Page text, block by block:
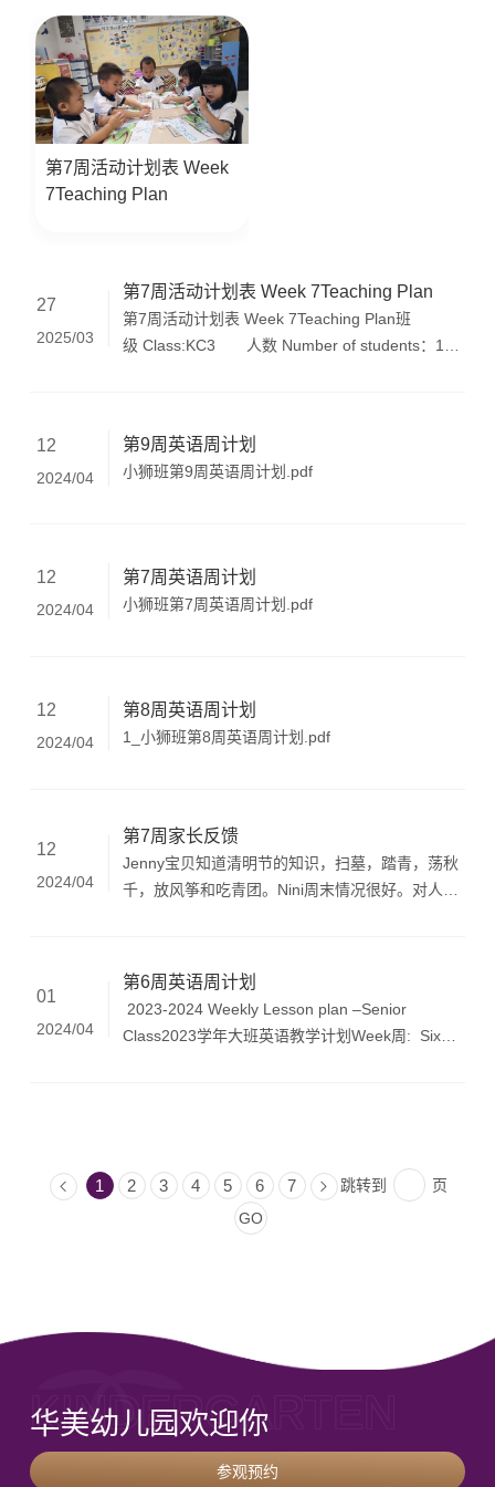
第7周活动计划表 Week
7Teaching Plan
27
2025/03
第7周活动计划表 Week 7Teaching Plan
第7周活动计划表 Week 7Teaching Plan班
级 Class:KC3 人数 Number of students：17
科主题：我们是谁（感官） 中心思想：感官影响
人们的生活 探究线索：l 什么是感官l 感官如何影
互相谦让的交往方法。生活目标：掌握正确摆放鞋
子的方法。体能目标：锻炼基本爬行以及奔跑能
能准确区分整体和局部。艺术：能用自然的声音演
唱歌曲，并尝试用简单的动作表现歌曲。环境创设
Parent Involvement 沟通幼儿周末在家情况，完成
观察表的填写。 内容Content星期 Week上
午 Morning 下午 Afternoon 星
期一Mon AM:SunnyPM:May7:30-8:30 早锻、早
11:00-11:20英语视听活动：The wheels on the
bus11:20-12:15午餐、水果餐、餐后散步12:15-
14:30午睡14:30-15:00午起、牛奶餐15:00-16:00
及睡前活动 星期二Tue AM:MayPM:Sunny7:30-
8:30 早锻、早餐8:30-10:00英语综合游戏活动
10:00-11:00户外体育活动：园外滑梯《我爱滑
UOI《能干的小手》17:00-18:00餐前活动：生活
玩车一区《欣赏华美的夜景》19:00-20:00盥洗及
睡前活动 星期三 WedAM:SunnyPM:May7:30-
8:30 早操、早餐8:30-9:30班级区域自选游戏活动
12
2024/04
第9周英语周计划
小狮班第9周英语周计划.pdf
12
2024/04
第7周英语周计划
小狮班第7周英语周计划.pdf
12
2024/04
第8周英语周计划
1_小狮班第8周英语周计划.pdf
12
2024/04
第7周家长反馈
Jenny宝贝知道清明节的知识，扫墓，踏青，荡秋
千，放风筝和吃青团。Nini周末情况很好。对人很
努力。SamSam假期和太姥姥和大舅去了广州长隆
野生动物园和飞鸟乐园，看了很多的鸟类和动物。
本周四到本周五，将由爸爸独自带sam上班和接
送，请老师们多多留意一下sam的着装和身体情
01
2024/04
第6周英语周计划
2023-2024 Weekly Lesson plan –Senior
Class2023学年大班英语教学计划Week周: Six
and multiculturalism探究单元：本⼟⽂化与多元⽂
化Line of inquiry: Inquiry into different nations探
究线索：各国的探究FF3 Unit 2 Lesson 1-3第2
室，操场，沙盒，校车，跷跷板，老师What’s
teacher. 这是什么?这是一个跷跷板。这是谁?他/
她是一位老师。IWB, Flashcards, Realia白板、
闪卡、教具IB Inquiry ActivityIB探究活动Clothing
1 2 3 4 5 6 7 跳转到 页
KINDERGARTEN
华美幼儿园欢迎你
参观预约